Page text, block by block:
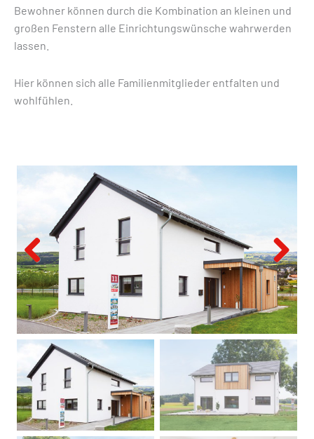
Bewohner können durch die Kombination an kleinen und
großen Fenstern alle Einrichtungswünsche wahrwerden
lassen.
Hier können sich alle Familienmitglieder entfalten und
wohlfühlen.
Previous Next